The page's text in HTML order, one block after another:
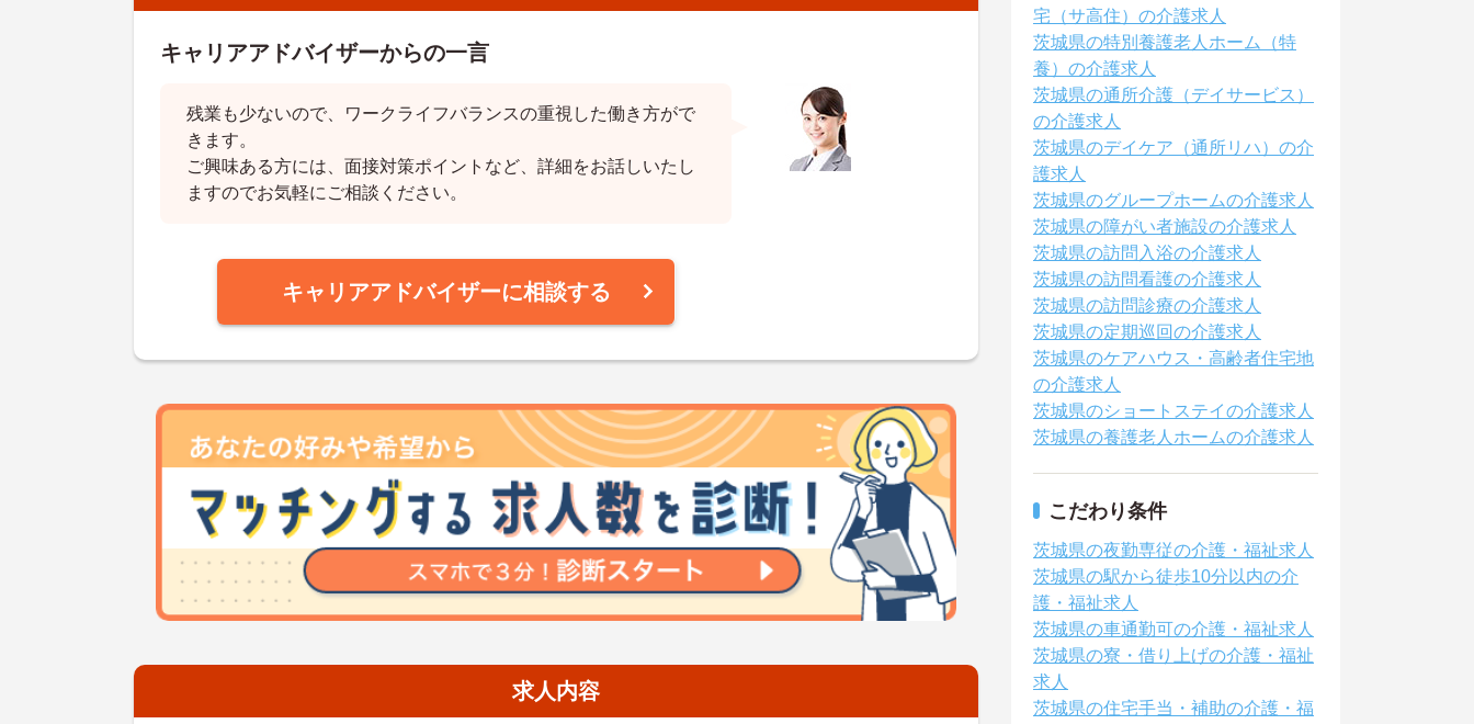
キャリアアドバイザーからの一言
残業も少ないので、ワークライフバランスの重視した働き方がで
きます。
ご興味ある方には、面接対策ポイントなど、詳細をお話しいたし
ますのでお気軽にご相談ください。
キャリアアドバイザーに相談する
求人内容
宅（サ高住）の介護求人
茨城県の特別養護老人ホーム（特
養）の介護求人
茨城県の通所介護（デイサービス）
の介護求人
茨城県のデイケア（通所リハ）の介
護求人
茨城県のグループホームの介護求人
茨城県の障がい者施設の介護求人
茨城県の訪問入浴の介護求人
茨城県の訪問看護の介護求人
茨城県の訪問診療の介護求人
茨城県の定期巡回の介護求人
茨城県のケアハウス・高齢者住宅地
の介護求人
茨城県のショートステイの介護求人
茨城県の養護老人ホームの介護求人
こだわり条件
茨城県の夜勤専従の介護・福祉求人
茨城県の駅から徒歩10分以内の介
護・福祉求人
茨城県の車通勤可の介護・福祉求人
茨城県の寮・借り上げの介護・福祉
求人
茨城県の住宅手当・補助の介護・福